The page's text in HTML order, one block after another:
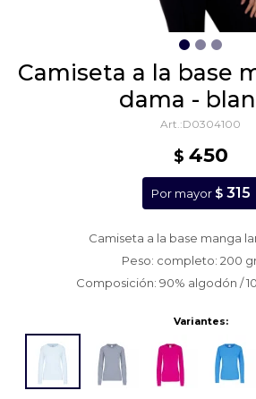
camiseta a la base manga larga
dama -
D0304100
$ 450
Por mayor $ 315
Camiseta a la base manga
Peso: completo: 200
Composición: 90% algodón /
Variantes: